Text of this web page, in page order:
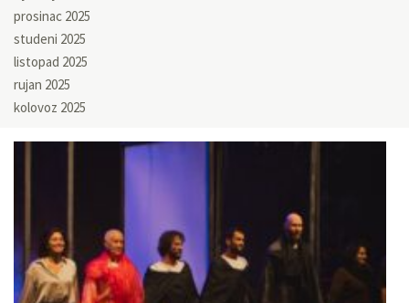
prosinac 2025
studeni 2025
listopad 2025
rujan 2025
kolovoz 2025